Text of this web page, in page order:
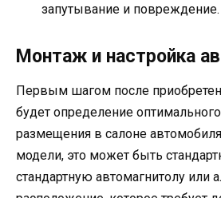
запутывание и повреждение.
Монтаж и настройка
Первым шагом после
будет определение
размещения в салоне
модели, это может быть
стандартную автомагнитолу или